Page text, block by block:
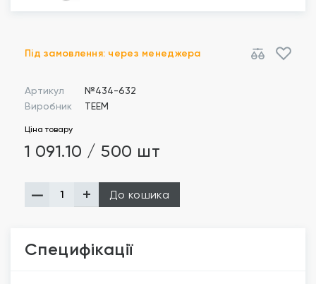
Специфікації
Під замовлення: через менеджера
Артикул
№434-632
Виробник
TEEM
Ціна товару
1 091.10 / 500 шт
До кошика